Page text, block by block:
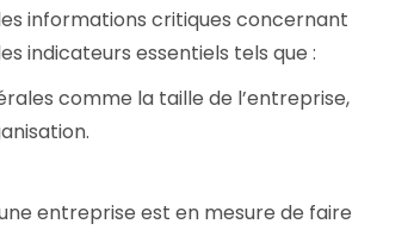
informations critiques concernant
indicateurs essentiels tels que :
comme la taille de l’entreprise,
entreprise est en mesure de faire